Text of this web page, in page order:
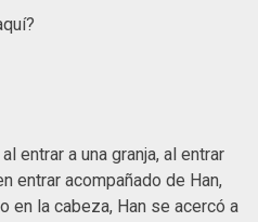
entrar a una granja, al entrar
entrar acompañado de Han,
en la cabeza, Han se acercó a